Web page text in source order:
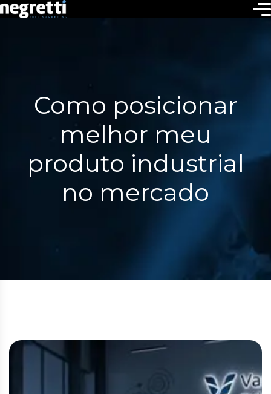
Como posicionar
melhor meu
produto industrial
no mercado